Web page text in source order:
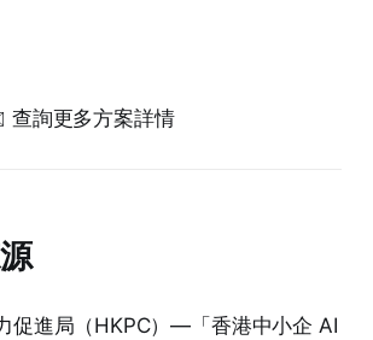
詢更多方案詳情
促進局（HKPC）—「香港中小企 AI